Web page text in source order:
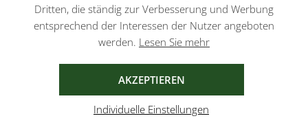
Dritten, die ständig zur Verbesserung und Werbung
entsprechend der Interessen der Nutzer angeboten
werden. Lesen Sie mehr
AKZEPTIEREN
Individuelle Einstellungen